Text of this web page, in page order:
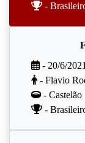
-
- 20/6/2021
- Flavio
- Castelão
-